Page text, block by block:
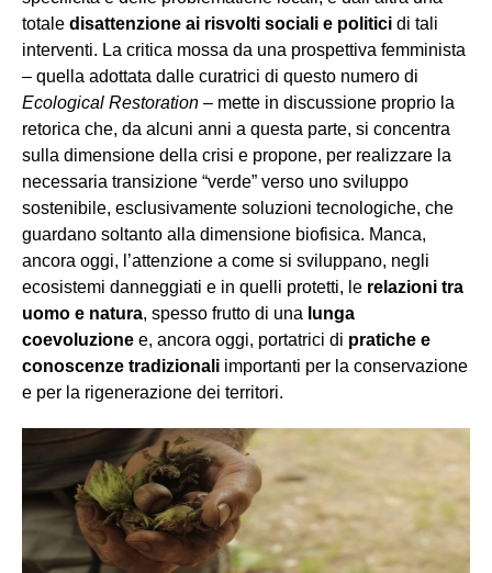
totale disattenzione ai risvolti sociali e politici di tali
interventi. La critica mossa da una prospettiva femminista
– quella adottata dalle curatrici di questo numero di
Ecological Restoration – mette in discussione proprio la
retorica che, da alcuni anni a questa parte, si concentra
sulla dimensione della crisi e propone, per realizzare la
necessaria transizione “verde” verso uno sviluppo
sostenibile, esclusivamente soluzioni tecnologiche, che
guardano soltanto alla dimensione biofisica. Manca,
ancora oggi, l’attenzione a come si sviluppano, negli
ecosistemi danneggiati e in quelli protetti, le relazioni tra
uomo e natura, spesso frutto di una lunga
coevoluzione e, ancora oggi, portatrici di pratiche e
conoscenze tradizionali importanti per la conservazione
e per la rigenerazione dei territori.